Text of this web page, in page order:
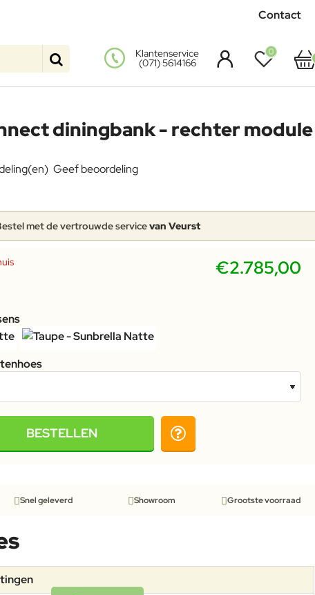
Contact
Klantenservice
(071) 5614166
0
diningbank - rechter module
met de vertrouwde servicevan Veurst
Geef beoordeling
€2.785,00
BESTELLEN
Snel geleverd Showroom Grootste voorraad